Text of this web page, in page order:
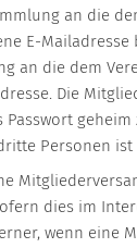
an die
E-Mailadresse
an die dem
Die
geheim
Personen ist
dies im
wenn eine